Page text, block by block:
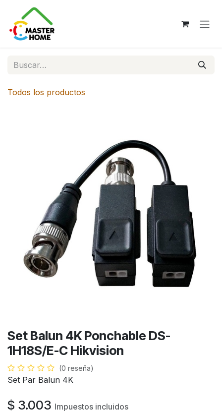
Ir al contenido
Todos los productos
Set Balun 4K Ponchable DS-
1H18S/E-C Hikvision
(0 reseña)
Set Par Balun 4K
$ 3.003 Impuestos incluidos